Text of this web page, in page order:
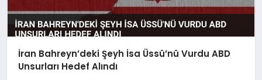
İran Bahreyn’deki Şeyh İsa Üssü’nü Vurdu ABD
Unsurları Hedef Alındı